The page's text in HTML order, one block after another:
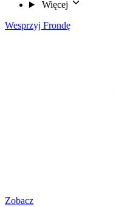
Więcej
Wesprzyj Frondę
Zobacz